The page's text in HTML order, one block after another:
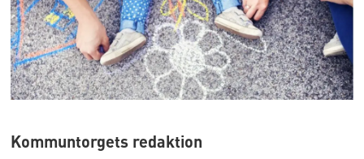
Kommuntorgets redaktion